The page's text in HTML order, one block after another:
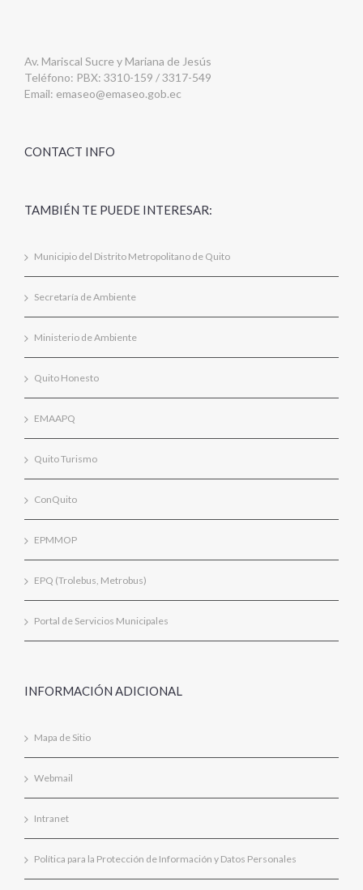
Av. Mariscal Sucre y Mariana de Jesús
Teléfono: PBX: 3310-159 / 3317-549
Email: emaseo@emaseo.gob.ec
CONTACT INFO
TAMBIÉN TE PUEDE INTERESAR:
Municipio del Distrito Metropolitano de Quito
Secretaría de Ambiente
Ministerio de Ambiente
Quito Honesto
EMAAPQ
Quito Turismo
ConQuito
EPMMOP
EPQ (Trolebus, Metrobus)
Portal de Servicios Municipales
INFORMACIÓN ADICIONAL
Mapa de Sitio
Webmail
Intranet
Política para la Protección de Información y Datos Personales